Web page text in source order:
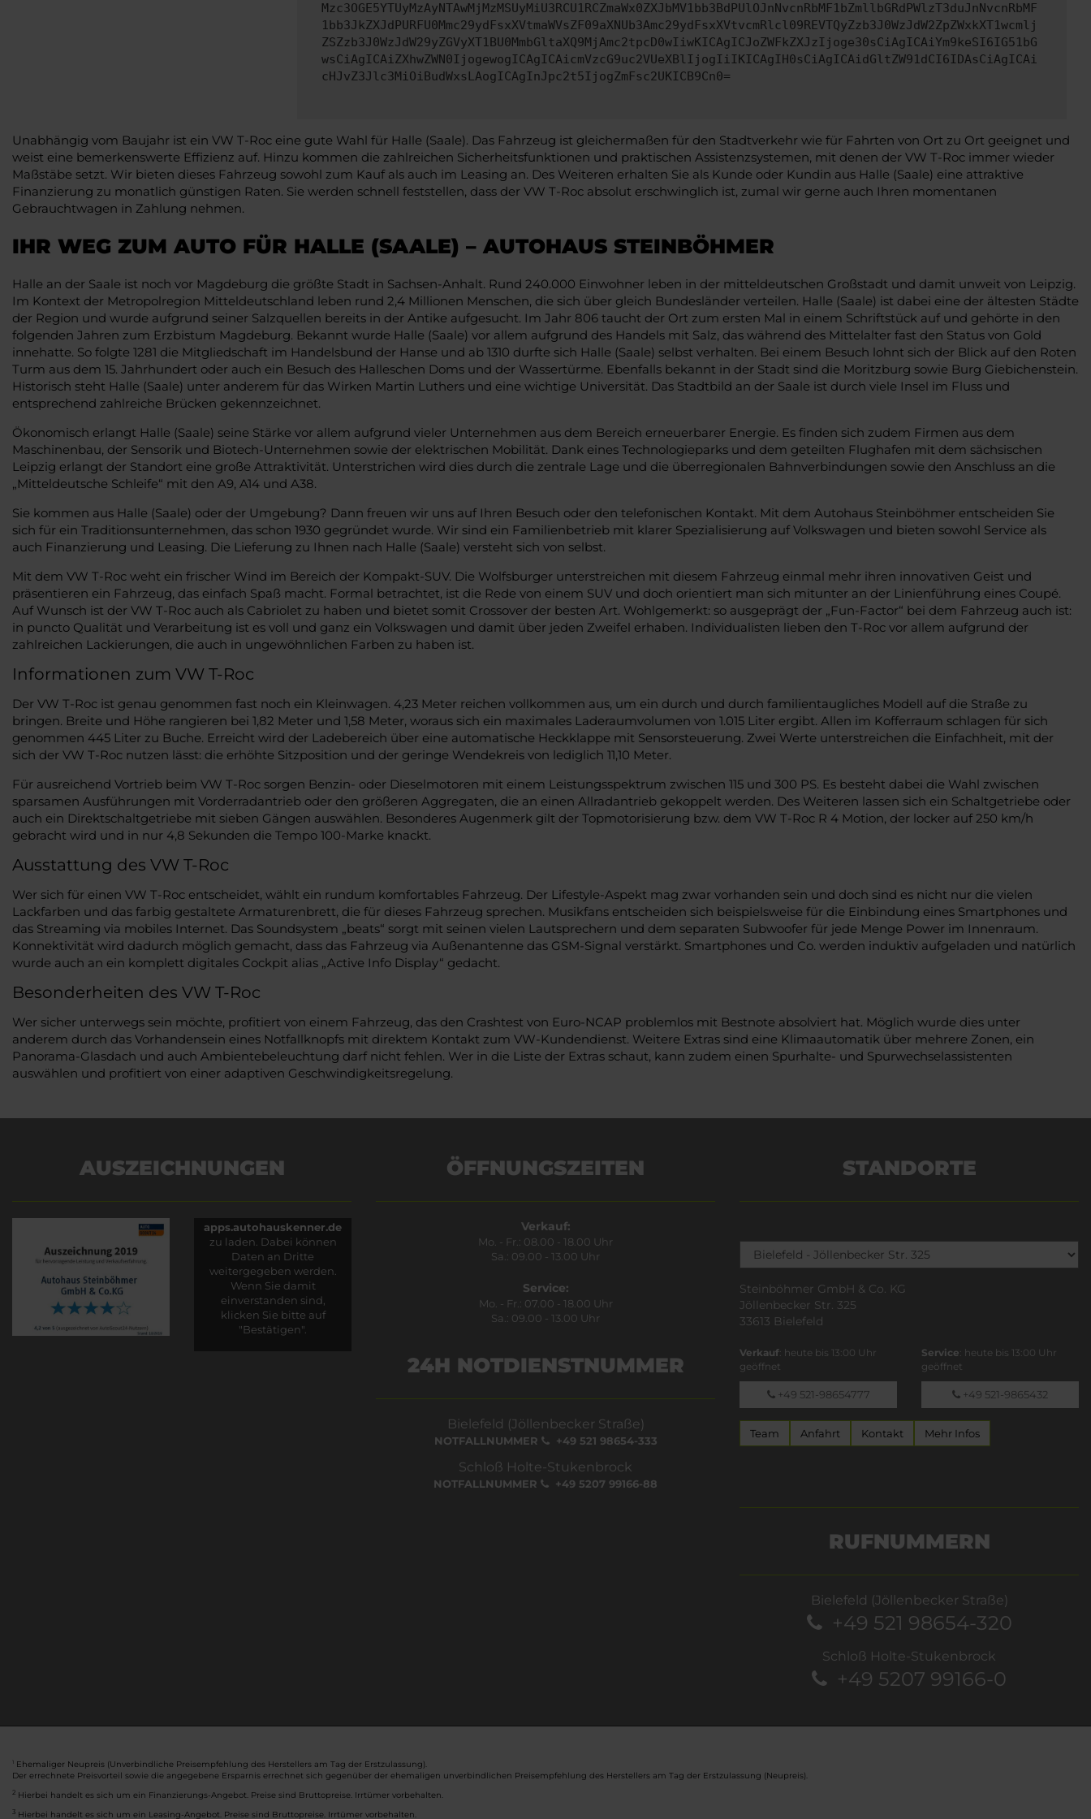
Mzc3OGE5YTUyMzAyNTAwMjMzMSUyMiU3RCU1RCZmaWx0ZXJbMV1bb3BdPUlOJnNvcnRbMF1bZmllbGRdPWlzT3duJnNvcnRbMF
1bb3JkZXJdPURFU0Mmc29ydFsxXVtmaWVsZF09aXNUb3Amc29ydFsxXVtvcmRlcl09REVTQyZzb3J0WzJdW2ZpZWxkXT1wcmlj
ZSZzb3J0WzJdW29yZGVyXT1BU0MmbGltaXQ9MjAmc2tpcD0wIiwKICAgICJoZWFkZXJzIjoge30sCiAgICAiYm9keSI6IG51bG
wsCiAgICAiZXhwZWN0IjogewogICAgICAicmVzcG9uc2VUeXBlIjogIiIKICAgIH0sCiAgICAidGltZW91dCI6IDAsCiAgICAi
cHJvZ3Jlc3MiOiBudWxsLAogICAgInJpc2t5IjogZmFsc2UKICB9Cn0=
Unabhängig vom Baujahr ist ein VW T-Roc eine gute Wahl für Halle (Saale). Das Fahrzeug ist gleichermaßen für den Stadtverkehr wie für Fahrten von Ort zu Ort geeignet und
weist eine bemerkenswerte Effizienz auf. Hinzu kommen die zahlreichen Sicherheitsfunktionen und praktischen Assistenzsystemen, mit denen der VW T-Roc immer wieder
Maßstäbe setzt. Wir bieten dieses Fahrzeug sowohl zum Kauf als auch im Leasing an. Des Weiteren erhalten Sie als Kunde oder Kundin aus Halle (Saale) eine attraktive
Finanzierung zu monatlich günstigen Raten. Sie werden schnell feststellen, dass der VW T-Roc absolut erschwinglich ist, zumal wir gerne auch Ihren momentanen
Gebrauchtwagen in Zahlung nehmen.
IHR WEG ZUM AUTO FÜR HALLE (SAALE) – AUTOHAUS STEINBÖHMER
Halle an der Saale ist noch vor Magdeburg die größte Stadt in Sachsen-Anhalt. Rund 240.000 Einwohner leben in der mitteldeutschen Großstadt und damit unweit von Leipzig.
Im Kontext der Metropolregion Mitteldeutschland leben rund 2,4 Millionen Menschen, die sich über gleich Bundesländer verteilen. Halle (Saale) ist dabei eine der ältesten Städte
der Region und wurde aufgrund seiner Salzquellen bereits in der Antike aufgesucht. Im Jahr 806 taucht der Ort zum ersten Mal in einem Schriftstück auf und gehörte in den
folgenden Jahren zum Erzbistum Magdeburg. Bekannt wurde Halle (Saale) vor allem aufgrund des Handels mit Salz, das während des Mittelalter fast den Status von Gold
innehatte. So folgte 1281 die Mitgliedschaft im Handelsbund der Hanse und ab 1310 durfte sich Halle (Saale) selbst verhalten. Bei einem Besuch lohnt sich der Blick auf den Roten
Turm aus dem 15. Jahrhundert oder auch ein Besuch des Halleschen Doms und der Wassertürme. Ebenfalls bekannt in der Stadt sind die Moritzburg sowie Burg Giebichenstein.
Historisch steht Halle (Saale) unter anderem für das Wirken Martin Luthers und eine wichtige Universität. Das Stadtbild an der Saale ist durch viele Insel im Fluss und
entsprechend zahlreiche Brücken gekennzeichnet.
Ökonomisch erlangt Halle (Saale) seine Stärke vor allem aufgrund vieler Unternehmen aus dem Bereich erneuerbarer Energie. Es finden sich zudem Firmen aus dem
Maschinenbau, der Sensorik und Biotech-Unternehmen sowie der elektrischen Mobilität. Dank eines Technologieparks und dem geteilten Flughafen mit dem sächsischen
Leipzig erlangt der Standort eine große Attraktivität. Unterstrichen wird dies durch die zentrale Lage und die überregionalen Bahnverbindungen sowie den Anschluss an die
„Mitteldeutsche Schleife“ mit den A9, A14 und A38.
Sie kommen aus Halle (Saale) oder der Umgebung? Dann freuen wir uns auf Ihren Besuch oder den telefonischen Kontakt. Mit dem Autohaus Steinböhmer entscheiden Sie
sich für ein Traditionsunternehmen, das schon 1930 gegründet wurde. Wir sind ein Familienbetrieb mit klarer Spezialisierung auf Volkswagen und bieten sowohl Service als
auch Finanzierung und Leasing. Die Lieferung zu Ihnen nach Halle (Saale) versteht sich von selbst.
Mit dem VW T-Roc weht ein frischer Wind im Bereich der Kompakt-SUV. Die Wolfsburger unterstreichen mit diesem Fahrzeug einmal mehr ihren innovativen Geist und
präsentieren ein Fahrzeug, das einfach Spaß macht. Formal betrachtet, ist die Rede von einem SUV und doch orientiert man sich mitunter an der Linienführung eines Coupé.
Auf Wunsch ist der VW T-Roc auch als Cabriolet zu haben und bietet somit Crossover der besten Art. Wohlgemerkt: so ausgeprägt der „Fun-Factor“ bei dem Fahrzeug auch ist:
in puncto Qualität und Verarbeitung ist es voll und ganz ein Volkswagen und damit über jeden Zweifel erhaben. Individualisten lieben den T-Roc vor allem aufgrund der
zahlreichen Lackierungen, die auch in ungewöhnlichen Farben zu haben ist.
Informationen zum VW T-Roc
Der VW T-Roc ist genau genommen fast noch ein Kleinwagen. 4,23 Meter reichen vollkommen aus, um ein durch und durch familientaugliches Modell auf die Straße zu
bringen. Breite und Höhe rangieren bei 1,82 Meter und 1,58 Meter, woraus sich ein maximales Laderaumvolumen von 1.015 Liter ergibt. Allen im Kofferraum schlagen für sich
genommen 445 Liter zu Buche. Erreicht wird der Ladebereich über eine automatische Heckklappe mit Sensorsteuerung. Zwei Werte unterstreichen die Einfachheit, mit der
sich der VW T-Roc nutzen lässt: die erhöhte Sitzposition und der geringe Wendekreis von lediglich 11,10 Meter.
Für ausreichend Vortrieb beim VW T-Roc sorgen Benzin- oder Dieselmotoren mit einem Leistungsspektrum zwischen 115 und 300 PS. Es besteht dabei die Wahl zwischen
sparsamen Ausführungen mit Vorderradantrieb oder den größeren Aggregaten, die an einen Allradantrieb gekoppelt werden. Des Weiteren lassen sich ein Schaltgetriebe oder
auch ein Direktschaltgetriebe mit sieben Gängen auswählen. Besonderes Augenmerk gilt der Topmotorisierung bzw. dem VW T-Roc R 4 Motion, der locker auf 250 km/h
gebracht wird und in nur 4,8 Sekunden die Tempo 100-Marke knackt.
Ausstattung des VW T-Roc
Wer sich für einen VW T-Roc entscheidet, wählt ein rundum komfortables Fahrzeug. Der Lifestyle-Aspekt mag zwar vorhanden sein und doch sind es nicht nur die vielen
Lackfarben und das farbig gestaltete Armaturenbrett, die für dieses Fahrzeug sprechen. Musikfans entscheiden sich beispielsweise für die Einbindung eines Smartphones und
das Streaming via mobiles Internet. Das Soundsystem „beats“ sorgt mit seinen vielen Lautsprechern und dem separaten Subwoofer für jede Menge Power im Innenraum.
Konnektivität wird dadurch möglich gemacht, dass das Fahrzeug via Außenantenne das GSM-Signal verstärkt. Smartphones und Co. werden induktiv aufgeladen und natürlich
wurde auch an ein komplett digitales Cockpit alias „Active Info Display“ gedacht.
Besonderheiten des VW T-Roc
Wer sicher unterwegs sein möchte, profitiert von einem Fahrzeug, das den Crashtest von Euro-NCAP problemlos mit Bestnote absolviert hat. Möglich wurde dies unter
anderem durch das Vorhandensein eines Notfallknopfs mit direktem Kontakt zum VW-Kundendienst. Weitere Extras sind eine Klimaautomatik über mehrere Zonen, ein
Panorama-Glasdach und auch Ambientebeleuchtung darf nicht fehlen. Wer in die Liste der Extras schaut, kann zudem einen Spurhalte- und Spurwechselassistenten
auswählen und profitiert von einer adaptiven Geschwindigkeitsregelung.
AUSZEICHNUNGEN
apps.autohauskenner.de
zu laden. Dabei können
Daten an Dritte
weitergegeben werden.
Wenn Sie damit
einverstanden sind,
klicken Sie bitte auf
"Bestätigen".
ÖFFNUNGSZEITEN
Verkauf:
Mo. - Fr.: 08.00 - 18.00 Uhr
Sa.: 09.00 - 13.00 Uhr
Service:
Mo. - Fr.: 07.00 - 18.00 Uhr
Sa.: 09.00 - 13.00 Uhr
24H NOTDIENSTNUMMER
Bielefeld (Jöllenbecker Straße)
NOTFALLNUMMER +49 521 98654-333
Schloß Holte-Stukenbrock
NOTFALLNUMMER +49 5207 99166-88
STANDORTE
Steinböhmer GmbH & Co. KG
Jöllenbecker Str. 325
33613 Bielefeld
Verkauf: heute bis 13:00 Uhr
geöffnet
+49 521-98654777
Service: heute bis 13:00 Uhr
geöffnet
+49 521-9865432
Team Anfahrt Kontakt Mehr Infos
RUFNUMMERN
Bielefeld (Jöllenbecker Straße)
+49 521 98654-320
Schloß Holte-Stukenbrock
+49 5207 99166-0
1 Ehemaliger Neupreis (Unverbindliche Preisempfehlung des Herstellers am Tag der Erstzulassung).
Der errechnete Preisvorteil sowie die angegebene Ersparnis errechnet sich gegenüber der ehemaligen unverbindlichen Preisempfehlung des Herstellers am Tag der Erstzulassung (Neupreis).
2 Hierbei handelt es sich um ein Finanzierungs-Angebot. Preise sind Bruttopreise. Irrtümer vorbehalten.
3 Hierbei handelt es sich um ein Leasing-Angebot. Preise sind Bruttopreise. Irrtümer vorbehalten.